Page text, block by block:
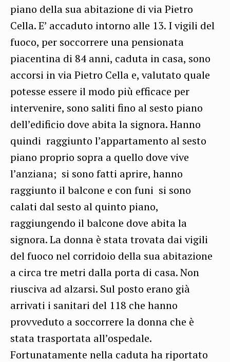
piano della sua abitazione di via Pietro
Cella. E’ accaduto intorno alle 13. I vigili del
fuoco, per soccorrere una pensionata
piacentina di 84 anni, caduta in casa, sono
accorsi in via Pietro Cella e, valutato quale
potesse essere il modo più efficace per
intervenire, sono saliti fino al sesto piano
dell’edificio dove abita la signora. Hanno
quindi raggiunto l’appartamento al sesto
piano proprio sopra a quello dove vive
l’anziana; si sono fatti aprire, hanno
raggiunto il balcone e con funi si sono
calati dal sesto al quinto piano,
raggiungendo il balcone dove abita la
signora. La donna è stata trovata dai vigili
del fuoco nel corridoio della sua abitazione
a circa tre metri dalla porta di casa. Non
riusciva ad alzarsi. Sul posto erano già
arrivati i sanitari del 118 che hanno
provveduto a soccorrere la donna che è
stata trasportata all’ospedale.
Fortunatamente nella caduta ha riportato